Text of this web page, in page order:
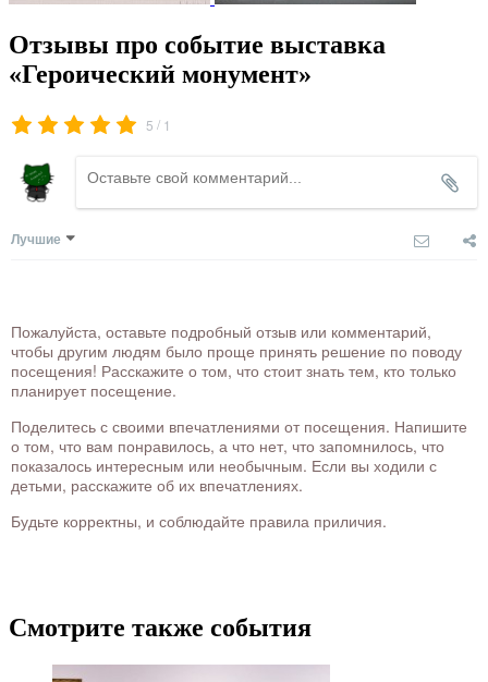
Отзывы про событие выставка
«Героический монумент»
5 / 1
Лучшие
Пожалуйста, оставьте подробный отзыв или комментарий,
чтобы другим людям было проще принять решение по поводу
посещения! Расскажите о том, что стоит знать тем, кто только
планирует посещение.
Поделитесь с своими впечатлениями от посещения. Напишите
о том, что вам понравилось, а что нет, что запомнилось, что
показалось интересным или необычным. Если вы ходили с
детьми, расскажите об их впечатлениях.
Будьте корректны, и соблюдайте правила приличия.
Смотрите также события